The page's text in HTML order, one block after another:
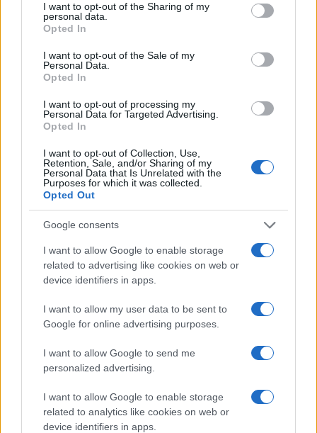
not limited to your visit or usage behaviour. You may click to
grant or deny consent to Google and its third-party tags to
use your data for below specified purposes in below Google
consent section.
I want to opt-out of the Sharing of my
personal data.
Opted In
I want to opt-out of the Sale of my
Personal Data.
Opted In
I want to opt-out of processing my
Personal Data for Targeted Advertising.
Opted In
I want to opt-out of Collection, Use,
Retention, Sale, and/or Sharing of my
Personal Data that Is Unrelated with the
Purposes for which it was collected.
Opted Out
Google consents
I want to allow Google to enable storage
related to advertising like cookies on web or
device identifiers in apps.
I want to allow my user data to be sent to
Google for online advertising purposes.
I want to allow Google to send me
personalized advertising.
I want to allow Google to enable storage
related to analytics like cookies on web or
device identifiers in apps.
προορισμό τους και άλλοι αλλάζουν πορεία, ενώ έχουν
ξεκινήσει για άλλου καταλήγουν σε άλλο σημείο. Η
ορισμένοι εκ των οποίων δεν είναι ορατοί προς το
παρόν. Λέγεται πως ο Ιβάν Σαββίδης τα βρήκε με την